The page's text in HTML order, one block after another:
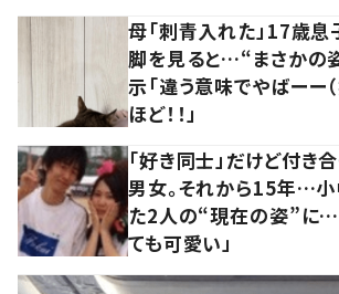
母「刺青入れた」17歳息子
脚を見ると…“まさかの
示「違う意味でやばーー（
ほど！！」
「好き同士」だけど付き
男女。それから15年…小
た2人の“現在の姿”に
ても可愛い」